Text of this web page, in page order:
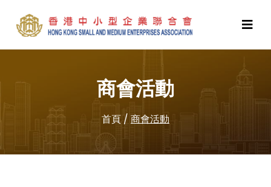
商會活動
首頁/ 商會活動